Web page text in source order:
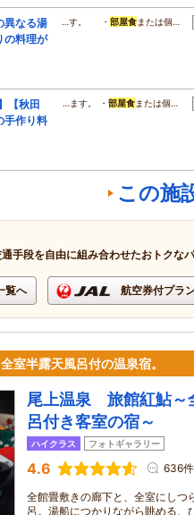
異なる湯
の料理が
…す。 ・ 部屋食または個…
【秋田
作り料
…ます。 ・部屋食または個…
この施
手段を自由に組み合わせたおトクな
覧へ 航空券付プラ
室半露天風呂付の温泉宿。
尾上温泉 旅館紅鮎～
呂付き客室の宿～
ハイクラス フォトギャラリー
4.6 636件
全館畳敷きの廊下と、全室にしつ
呂。湯船につかりながら眺める、